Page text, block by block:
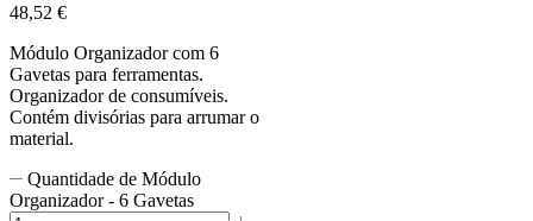
48,52 €
Módulo Organizador com 6
Gavetas para ferramentas.
Organizador de consumíveis.
Contém divisórias para arrumar o
material.
Quantidade de Módulo
Organizador - 6 Gavetas